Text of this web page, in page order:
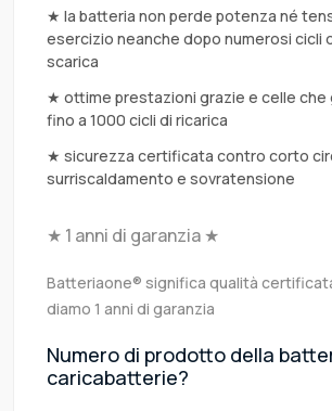
★ la batteria non perde potenza né
esercizio neanche dopo numerosi cicli
scarica
★ ottime prestazioni grazie e celle che
fino a 1000 cicli di ricarica
★ sicurezza certificata contro corto
surriscaldamento e sovratensione
★ 1 anni di garanzia ★
Batteriaone® significa qualità
diamo 1 anni di garanzia
Numero di prodotto della
caricabatterie?